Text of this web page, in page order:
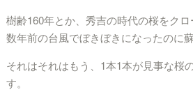
樹齢160年とか、秀吉の時代の桜をク
数年前の台風でぼきぼきになったのに
それはそれはもう、1本1本が見事な桜
す。